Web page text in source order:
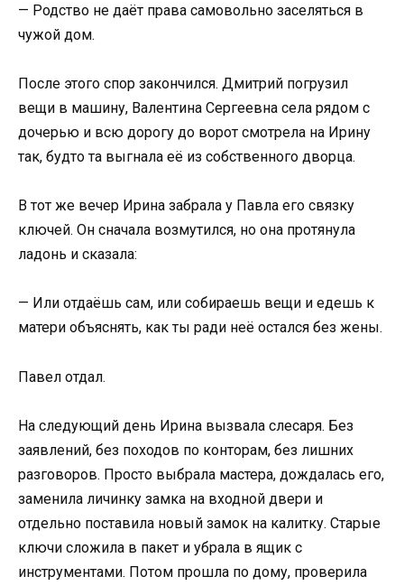
— Родство не даёт права самовольно заселяться в
чужой дом.
После этого спор закончился. Дмитрий погрузил
вещи в машину, Валентина Сергеевна села рядом с
дочерью и всю дорогу до ворот смотрела на Ирину
так, будто та выгнала её из собственного дворца.
В тот же вечер Ирина забрала у Павла его связку
ключей. Он сначала возмутился, но она протянула
ладонь и сказала:
— Или отдаёшь сам, или собираешь вещи и едешь к
матери объяснять, как ты ради неё остался без жены.
Павел отдал.
На следующий день Ирина вызвала слесаря. Без
заявлений, без походов по конторам, без лишних
разговоров. Просто выбрала мастера, дождалась его,
заменила личинку замка на входной двери и
отдельно поставила новый замок на калитку. Старые
ключи сложила в пакет и убрала в ящик с
инструментами. Потом прошла по дому, проверила